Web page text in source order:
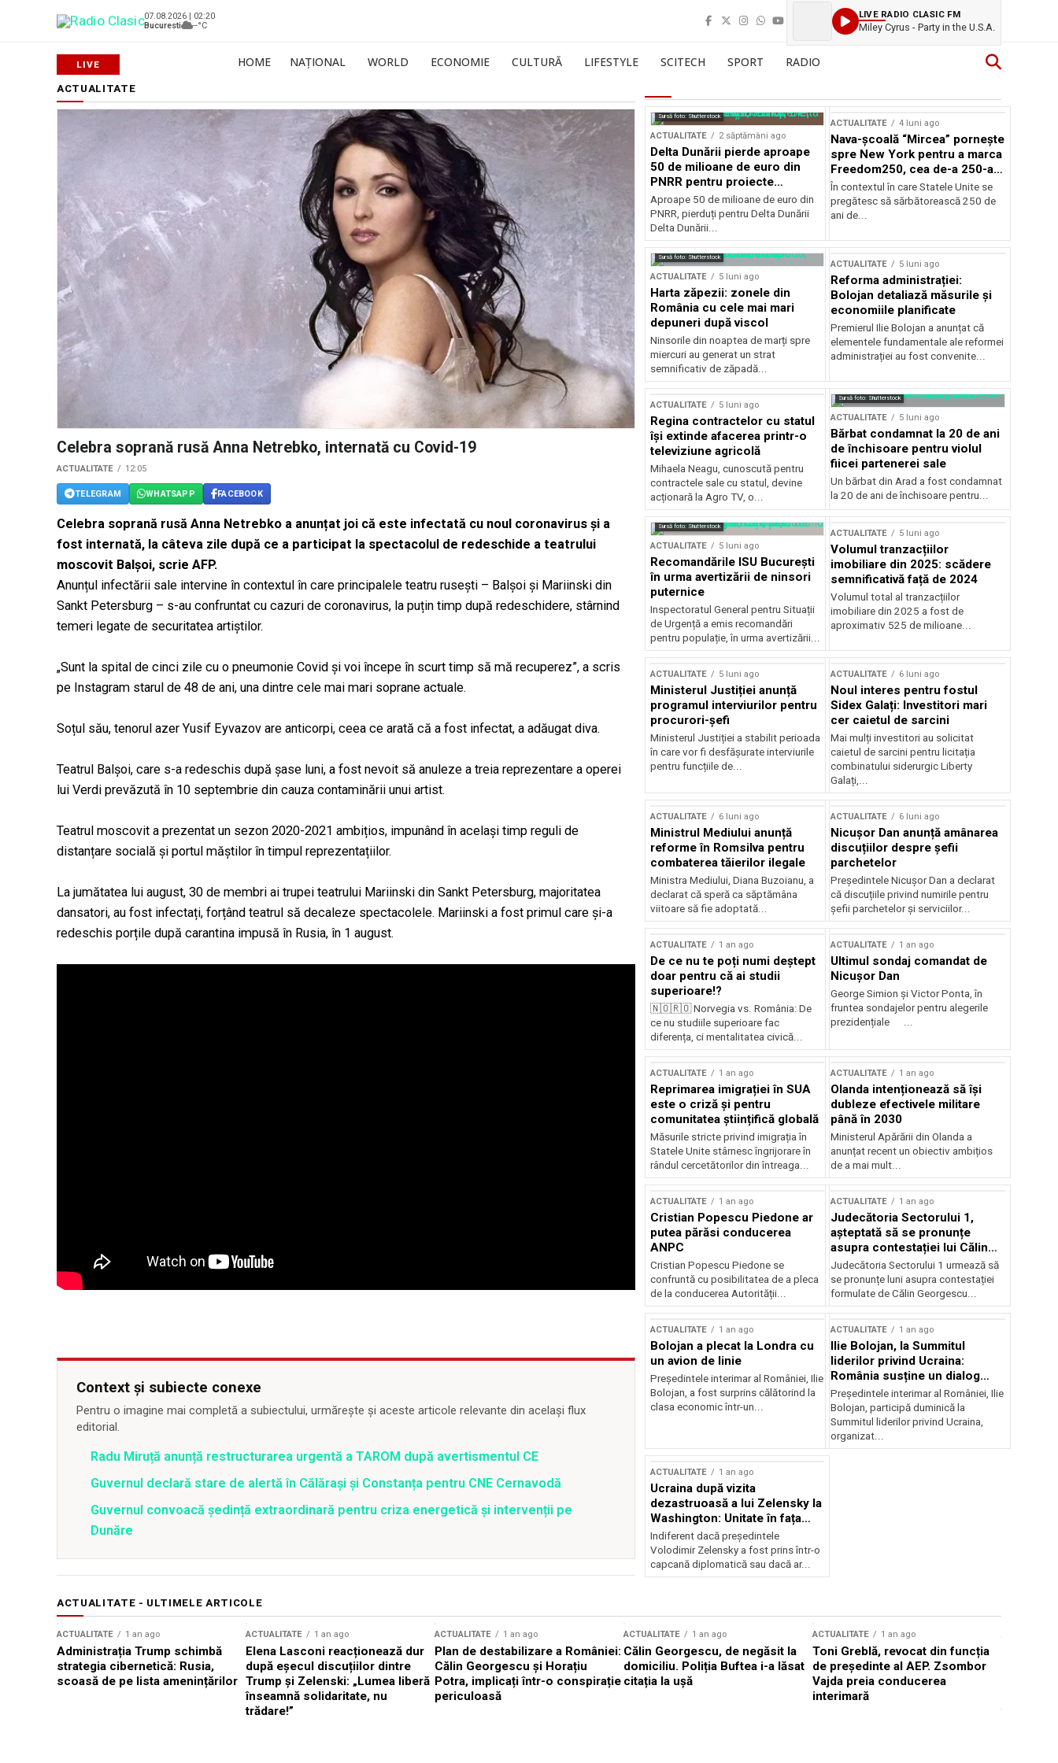
07.08.2026 | 02:20
Bucuresti
--°C
LIVE RADIO CLASIC FM
Miley Cyrus - Party in the U.S.A.
HOME NAȚIONAL WORLD ECONOMIE CULTURĂ LIFESTYLE SCITECH SPORT RADIO
ACTUALITATE
Celebra soprană rusă Anna Netrebko, internată cu Covid-19
ACTUALITATE 12:05
TELEGRAM WHATSAPP FACEBOOK
Celebra soprană rusă Anna Netrebko a anunțat joi că este infectată cu noul coronavirus și a
fost internată, la câteva zile după ce a participat la spectacolul de redeschide a teatrului
moscovit Balșoi, scrie AFP.
Anunțul infectării sale intervine în contextul în care principalele teatru rusești – Balșoi și Mariinski din
Sankt Petersburg – s-au confruntat cu cazuri de coronavirus, la puțin timp după redeschidere, stârnind
temeri legate de securitatea artiștilor.
„Sunt la spital de cinci zile cu o pneumonie Covid și voi începe în scurt timp să mă recuperez”, a scris
pe Instagram starul de 48 de ani, una dintre cele mai mari soprane actuale.
Soțul său, tenorul azer Yusif Eyvazov are anticorpi, ceea ce arată că a fost infectat, a adăugat diva.
Teatrul Balșoi, care s-a redeschis după șase luni, a fost nevoit să anuleze a treia reprezentare a operei
lui Verdi prevăzută în 10 septembrie din cauza contaminării unui artist.
Teatrul moscovit a prezentat un sezon 2020-2021 ambițios, impunând în același timp reguli de
distanțare socială și portul măștilor în timpul reprezentațiilor.
La jumătatea lui august, 30 de membri ai trupei teatrului Mariinski din Sankt Petersburg, majoritatea
dansatori, au fost infectați, forțând teatrul să decaleze spectacolele. Mariinski a fost primul care și-a
redeschis porțile după carantina impusă în Rusia, în 1 august.
Context și subiecte conexe
Pentru o imagine mai completă a subiectului, urmărește și aceste articole relevante din același flux
editorial.
Radu Miruță anunță restructurarea urgentă a TAROM după avertismentul CE
Guvernul declară stare de alertă în Călărași și Constanța pentru CNE Cernavodă
Guvernul convoacă ședință extraordinară pentru criza energetică și intervenții pe
Dunăre
Sursă foto: Shutterstock
ACTUALITATE 2 săptămâni ago
Delta Dunării pierde aproape
50 de milioane de euro din
PNRR pentru proiecte
esențiale
Aproape 50 de milioane de euro din
PNRR, pierduți pentru Delta Dunării
Delta Dunării...
ACTUALITATE 4 luni ago
Nava-școală “Mircea” pornește
spre New York pentru a marca
Freedom250, cea de-a 250-a
aniversare a Statelor Unite
În contextul în care Statele Unite se
pregătesc să sărbătorească 250 de
ani de...
Sursă foto: Shutterstock
ACTUALITATE 5 luni ago
Harta zăpezii: zonele din
România cu cele mai mari
depuneri după viscol
Ninsorile din noaptea de marți spre
miercuri au generat un strat
semnificativ de zăpadă...
ACTUALITATE 5 luni ago
Reforma administrației:
Bolojan detaliază măsurile și
economiile planificate
Premierul Ilie Bolojan a anunțat că
elementele fundamentale ale reformei
administrației au fost convenite...
ACTUALITATE 5 luni ago
Regina contractelor cu statul
își extinde afacerea printr-o
televiziune agricolă
Mihaela Neagu, cunoscută pentru
contractele sale cu statul, devine
acționară la Agro TV, o...
Sursă foto: Shutterstock
ACTUALITATE 5 luni ago
Bărbat condamnat la 20 de ani
de închisoare pentru violul
fiicei partenerei sale
Un bărbat din Arad a fost condamnat
la 20 de ani de închisoare pentru...
Sursă foto: Shutterstock
ACTUALITATE 5 luni ago
Recomandările ISU București
în urma avertizării de ninsori
puternice
Inspectoratul General pentru Situații
de Urgență a emis recomandări
pentru populație, în urma avertizării...
ACTUALITATE 5 luni ago
Volumul tranzacțiilor
imobiliare din 2025: scădere
semnificativă față de 2024
Volumul total al tranzacțiilor
imobiliare din 2025 a fost de
aproximativ 525 de milioane...
ACTUALITATE 5 luni ago
Ministerul Justiției anunță
programul interviurilor pentru
procurori-șefi
Ministerul Justiției a stabilit perioada
în care vor fi desfășurate interviurile
pentru funcțiile de...
ACTUALITATE 6 luni ago
Noul interes pentru fostul
Sidex Galați: Investitori mari
cer caietul de sarcini
Mai mulți investitori au solicitat
caietul de sarcini pentru licitația
combinatului siderurgic Liberty
Galați,...
ACTUALITATE 6 luni ago
Ministrul Mediului anunță
reforme în Romsilva pentru
combaterea tăierilor ilegale
Ministra Mediului, Diana Buzoianu, a
declarat că speră ca săptămâna
viitoare să fie adoptată...
ACTUALITATE 6 luni ago
Nicușor Dan anunță amânarea
discuțiilor despre șefii
parchetelor
Președintele Nicușor Dan a declarat
că discuțiile privind numirile pentru
șefii parchetelor și serviciilor...
ACTUALITATE 1 an ago
De ce nu te poți numi deștept
doar pentru că ai studii
superioare!?
🇳🇴🇷🇴 Norvegia vs. România: De
ce nu studiile superioare fac
diferența, ci mentalitatea civică...
ACTUALITATE 1 an ago
Ultimul sondaj comandat de
Nicușor Dan
George Simion și Victor Ponta, în
fruntea sondajelor pentru alegerile
prezidențiale ...
ACTUALITATE 1 an ago
Reprimarea imigrației în SUA
este o criză și pentru
comunitatea științifică globală
Măsurile stricte privind imigrația în
Statele Unite stârnesc îngrijorare în
rândul cercetătorilor din întreaga...
ACTUALITATE 1 an ago
Olanda intenționează să își
dubleze efectivele militare
până în 2030
Ministerul Apărării din Olanda a
anunțat recent un obiectiv ambițios
de a mai mult...
ACTUALITATE 1 an ago
Cristian Popescu Piedone ar
putea părăsi conducerea
ANPC
Cristian Popescu Piedone se
confruntă cu posibilitatea de a pleca
de la conducerea Autorității...
ACTUALITATE 1 an ago
Judecătoria Sectorului 1,
așteptată să se pronunțe
asupra contestației lui Călin
Georgescu privind controlul
judiciar
Judecătoria Sectorului 1 urmează să
se pronunțe luni asupra contestației
formulate de Călin Georgescu...
ACTUALITATE 1 an ago
Bolojan a plecat la Londra cu
un avion de linie
Președintele interimar al României, Ilie
Bolojan, a fost surprins călătorind la
clasa economic într-un...
ACTUALITATE 1 an ago
Ilie Bolojan, la Summitul
liderilor privind Ucraina:
România susține un dialog
transatlantic pentru securitate
și stabilitate
Președintele interimar al României, Ilie
Bolojan, participă duminică la
Summitul liderilor privind Ucraina,
organizat...
ACTUALITATE 1 an ago
Ucraina după vizita
dezastruoasă a lui Zelensky la
Washington: Unitate în fața
incertitudinii
Indiferent dacă președintele
Volodimir Zelensky a fost prins într-o
capcană diplomatică sau dacă ar...
ACTUALITATE - ULTIMELE ARTICOLE
ACTUALITATE 1 an ago
Administrația Trump schimbă
strategia cibernetică: Rusia,
scoasă de pe lista amenințărilor
ACTUALITATE 1 an ago
Elena Lasconi reacționează dur
după eșecul discuțiilor dintre
Trump și Zelenski: „Lumea liberă
înseamnă solidaritate, nu
trădare!”
ACTUALITATE 1 an ago
Plan de destabilizare a României:
Călin Georgescu și Horațiu
Potra, implicați într-o conspirație
periculoasă
ACTUALITATE 1 an ago
Călin Georgescu, de negăsit la
domiciliu. Poliția Buftea i-a lăsat
citația la ușă
ACTUALITATE 1 an ago
Toni Greblă, revocat din funcția
de președinte al AEP. Zsombor
Vajda preia conducerea
interimară